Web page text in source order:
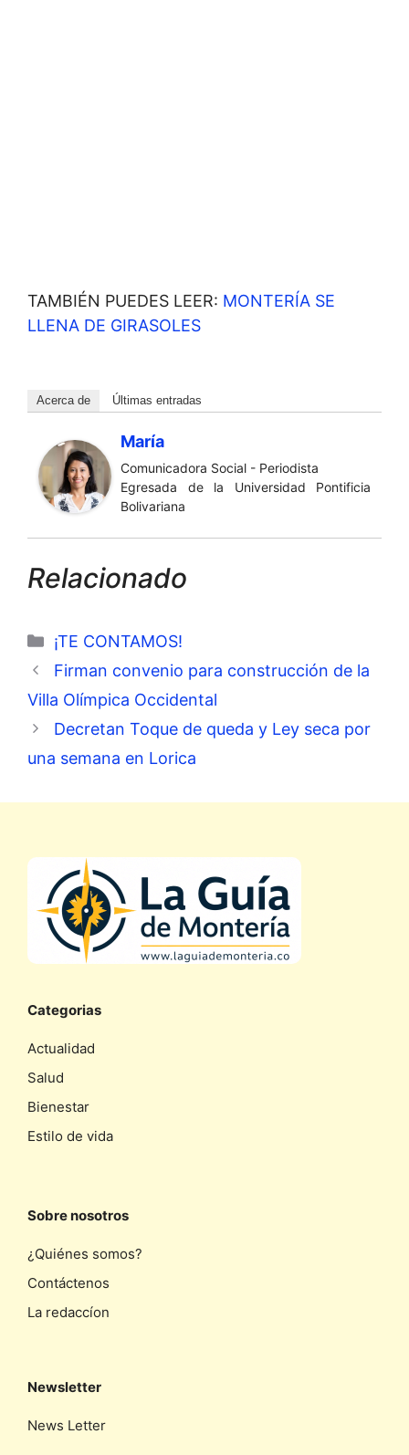
TAMBIÉN PUEDES LEER: MONTERÍA SE
LLENA DE GIRASOLES
Acerca de Últimas entradas
María
Comunicadora Social - Periodista
Egresada de la Universidad Pontificia
Bolivariana
Relacionado
Categorías
¡TE CONTAMOS!
Firman convenio para construcción de la
Villa Olímpica Occidental
Decretan Toque de queda y Ley seca por
una semana en Lorica
Categorias
Actualidad
Salud
Bienestar
Estilo de vida
Sobre nosotros
¿Quiénes somos?
Contáctenos
La redaccíon
Newsletter
News Letter